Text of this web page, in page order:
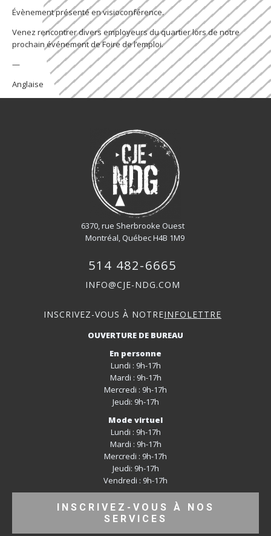
Évènement présenté en visioconférence.
Venez rencontrer divers employeurs du quartier lors de notre
prochain événement de Foire de l’emploi.
—
Anglaise
6370, rue Sherbrooke Ouest
Montréal, Québec H4B 1M9
514 482-6665
INFO@CJE-NDG.COM
INSCRIVEZ-VOUS À NOTREINFOLETTRE
OUVERTURE DE BUREAU
En personne
Lundi : 9h-17h
Mardi : 9h-17h
Mercredi : 9h-17h
Jeudi: 9h-17h
Mode virtuel
Lundi : 9h-17h
Mardi : 9h-17h
Mercredi : 9h-17h
Jeudi: 9h-17h
Vendredi : 9h-17h
INSCRIVEZ-VOUS À NOS
SERVICES